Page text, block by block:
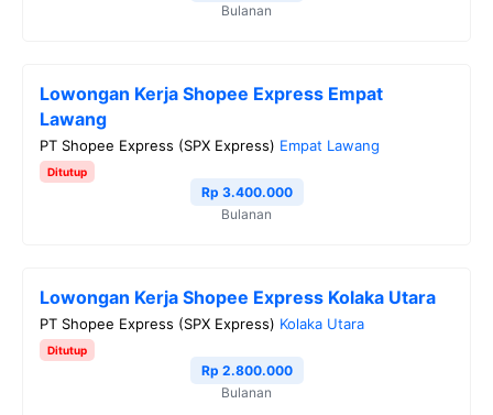
Bulanan
Lowongan Kerja Shopee Express Empat
Lawang
PT Shopee Express (SPX Express) Empat Lawang
Ditutup
Rp 3.400.000
Bulanan
Lowongan Kerja Shopee Express Kolaka Utara
PT Shopee Express (SPX Express) Kolaka Utara
Ditutup
Rp 2.800.000
Bulanan